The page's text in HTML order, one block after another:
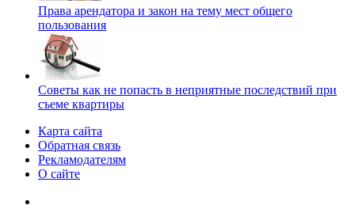
Права арендатора и закон на тему мест общего
пользования
Советы как не попасть в неприятные последствий при
съеме квартиры
Карта сайта
Обратная связь
Рекламодателям
О сайте